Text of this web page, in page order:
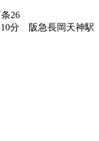
条26
10分 阪急長岡天神駅